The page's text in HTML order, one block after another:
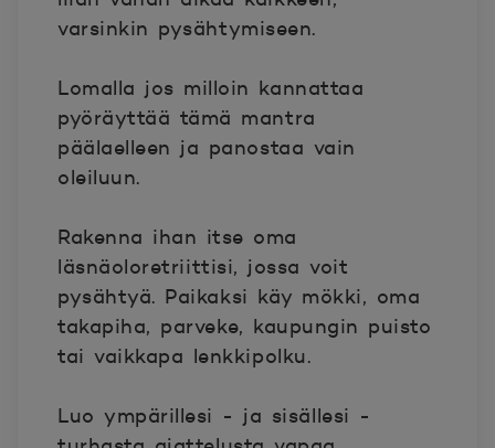
varsinkin pysähtymiseen.
Lomalla jos milloin kannattaa
pyöräyttää tämä mantra
päälaelleen ja panostaa vain
oleiluun.
Rakenna ihan itse oma
läsnäoloretriittisi, jossa voit
pysähtyä. Paikaksi käy mökki, oma
takapiha, parveke, kaupungin puisto
tai vaikkapa lenkkipolku.
Luo ympärillesi - ja sisällesi -